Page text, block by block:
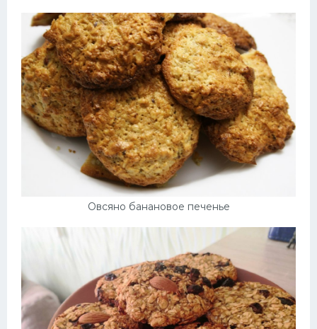
Овсяно банановое печенье